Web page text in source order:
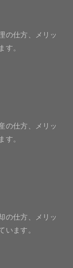
の仕方、メリッ
す。
の仕方、メリッ
す。
の仕方、メリッ
います。